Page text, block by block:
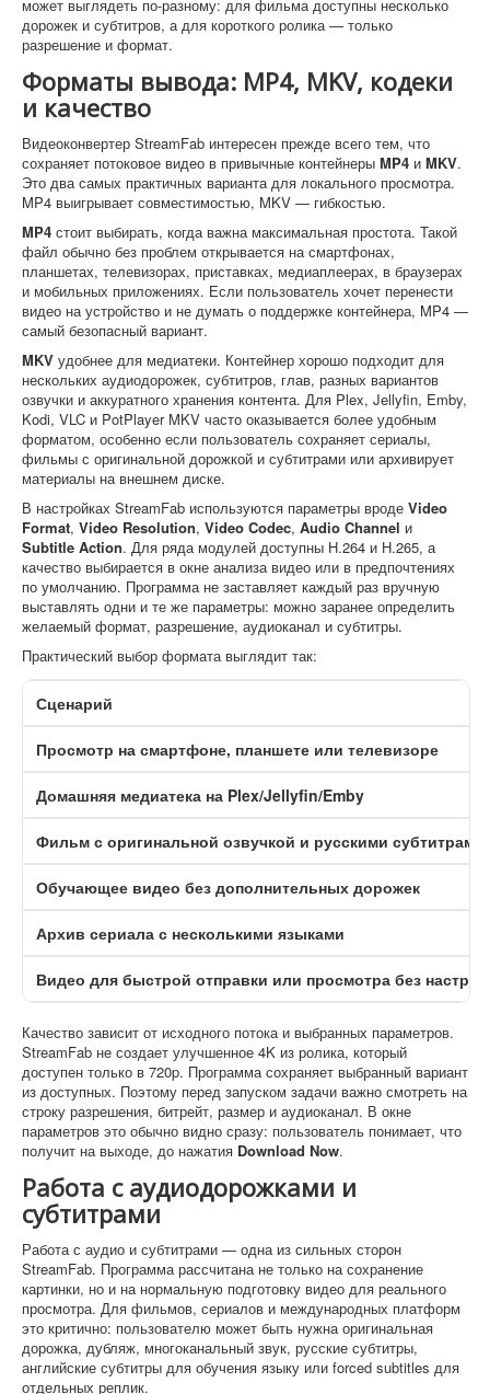
может выглядеть по-разному: для фильма доступны несколько
дорожек и субтитров, а для короткого ролика — только
разрешение и формат.
Форматы вывода: MP4, MKV, кодеки
и качество
Видеоконвертер StreamFab интересен прежде всего тем, что
сохраняет потоковое видео в привычные контейнеры MP4 и MKV.
Это два самых практичных варианта для локального просмотра.
MP4 выигрывает совместимостью, MKV — гибкостью.
MP4 стоит выбирать, когда важна максимальная простота. Такой
файл обычно без проблем открывается на смартфонах,
планшетах, телевизорах, приставках, медиаплеерах, в браузерах
и мобильных приложениях. Если пользователь хочет перенести
видео на устройство и не думать о поддержке контейнера, MP4 —
самый безопасный вариант.
MKV удобнее для медиатеки. Контейнер хорошо подходит для
нескольких аудиодорожек, субтитров, глав, разных вариантов
озвучки и аккуратного хранения контента. Для Plex, Jellyfin, Emby,
Kodi, VLC и PotPlayer MKV часто оказывается более удобным
форматом, особенно если пользователь сохраняет сериалы,
фильмы с оригинальной дорожкой и субтитрами или архивирует
материалы на внешнем диске.
В настройках StreamFab используются параметры вроде Video
Format, Video Resolution, Video Codec, Audio Channel и
Subtitle Action. Для ряда модулей доступны H.264 и H.265, а
качество выбирается в окне анализа видео или в предпочтениях
по умолчанию. Программа не заставляет каждый раз вручную
выставлять одни и те же параметры: можно заранее определить
желаемый формат, разрешение, аудиоканал и субтитры.
Практический выбор формата выглядит так:
Сценарий
Просмотр на смартфоне, планшете или телевизоре
Домашняя медиатека на Plex/Jellyfin/Emby
Фильм с оригинальной озвучкой и русскими субтитрами
Обучающее видео без дополнительных дорожек
Архив сериала с несколькими языками
Видео для быстрой отправки или просмотра без
Качество зависит от исходного потока и выбранных параметров.
StreamFab не создает улучшенное 4K из ролика, который
доступен только в 720p. Программа сохраняет выбранный вариант
из доступных. Поэтому перед запуском задачи важно смотреть на
строку разрешения, битрейт, размер и аудиоканал. В окне
параметров это обычно видно сразу: пользователь понимает, что
получит на выходе, до нажатия Download Now.
Работа с аудиодорожками и
субтитрами
Работа с аудио и субтитрами — одна из сильных сторон
StreamFab. Программа рассчитана не только на сохранение
картинки, но и на нормальную подготовку видео для реального
просмотра. Для фильмов, сериалов и международных платформ
это критично: пользователю может быть нужна оригинальная
дорожка, дубляж, многоканальный звук, русские субтитры,
английские субтитры для обучения языку или forced subtitles для
отдельных реплик.